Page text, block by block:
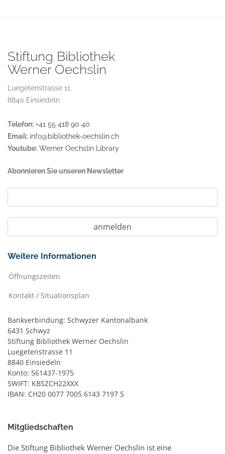
Stiftung Bibliothek
Werner Oechslin
Luegetenstrasse 11
8840 Einsiedeln
Telefon: +41 55 418 90 40
Email: info@bibliothek-oechslin.ch
Youtube: Werner Oechslin Library
Abonnieren Sie unseren Newsletter
Weitere Informationen
Öffnungszeiten
Kontakt / Situationsplan
Bankverbindung: Schwyzer Kantonalbank
6431 Schwyz
Stiftung Bibliothek Werner Oechslin
Luegetenstrasse 11
8840 Einsiedeln
Konto: 561437-1975
SWIFT: KBSZCH22XXX
IBAN: CH20 0077 7005 6143 7197 5
Mitgliedschaften
Die Stiftung Bibliothek Werner Oechslin ist eine